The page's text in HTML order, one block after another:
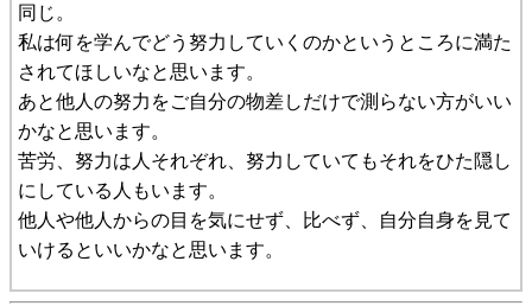
同じ。
私は何を学んでどう努力していくのかというところに満た
されてほしいなと思います。
あと他人の努力をご自分の物差しだけで測らない方がいい
かなと思います。
苦労、努力は人それぞれ、努力していてもそれをひた隠し
にしている人もいます。
他人や他人からの目を気にせず、比べず、自分自身を見て
いけるといいかなと思います。